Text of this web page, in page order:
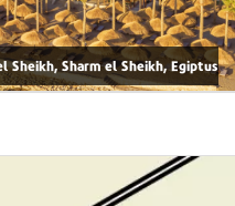
Sheikh, Sharm el Sheikh, Egiptus